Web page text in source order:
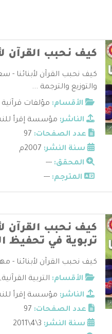
كيف نحبب القرآن
كيف نحبب القرآن لأبنائنا
والتوزيع والترجمة ...
الأقسام: مؤلفات
الناشر: مؤسسة إقرأ
عدد الصفحات:
سنة النشر:
المحقق: ---
المترجم: ---
كيف نحبب القرآن
تربوية في تحفيظ
كيف نحبب القرآن لأبنائنا -
الأقسام: التربية القرآنية,
الناشر: مؤسسة إقرأ
عدد الصفحات:
سنة النشر: